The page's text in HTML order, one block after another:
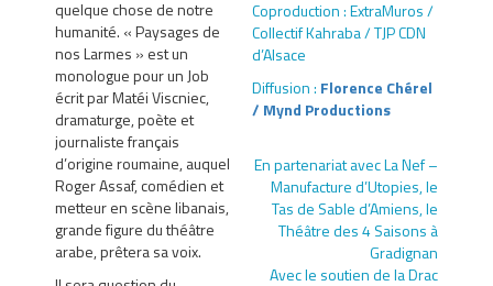
quelque chose de notre
humanité. « Paysages de
nos Larmes » est un
monologue pour un Job
écrit par Matéi Viscniec,
dramaturge, poète et
journaliste français
d’origine roumaine, auquel
Roger Assaf, comédien et
metteur en scène libanais,
grande figure du théâtre
arabe, prêtera sa voix.
Coproduction : ExtraMuros /
Collectif Kahraba / TJP CDN
d’Alsace
Diffusion : Florence Chérel
/ Mynd Productions
En partenariat avec La Nef –
Manufacture d’Utopies, le
Tas de Sable d’Amiens, le
Théâtre des 4 Saisons à
Gradignan
Avec le soutien de la Drac